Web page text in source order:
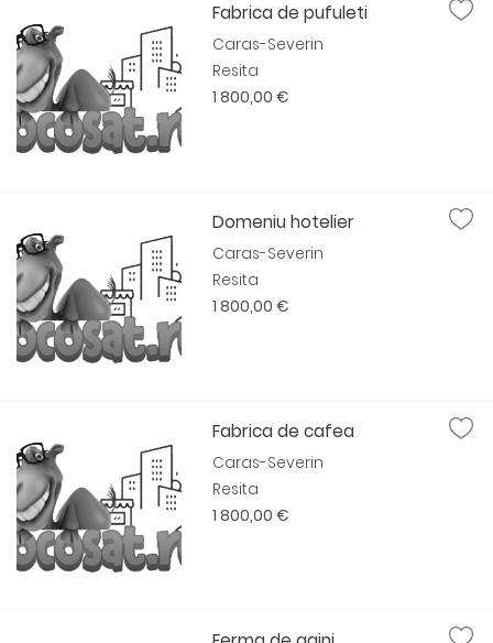
Fabrica de pufuleti
Caras-Severin
Resita
1 800,00 €
Domeniu hotelier
Caras-Severin
Resita
1 800,00 €
Fabrica de cafea
Caras-Severin
Resita
1 800,00 €